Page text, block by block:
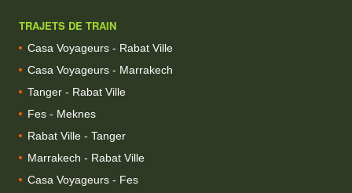
TRAJETS DE TRAIN
Casa Voyageurs - Rabat Ville
Casa Voyageurs - Marrakech
Tanger - Rabat Ville
Fes - Meknes
Rabat Ville - Tanger
Marrakech - Rabat Ville
Casa Voyageurs - Fes